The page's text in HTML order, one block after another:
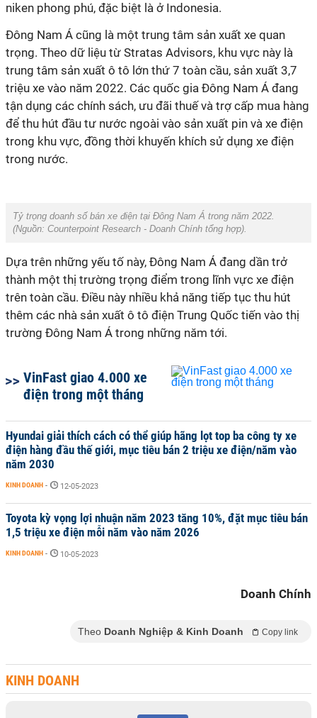
niken phong phú, đặc biệt là ở Indonesia.
Đông Nam Á cũng là một trung tâm sản xuất xe quan
trọng. Theo dữ liệu từ Stratas Advisors, khu vực này là
trung tâm sản xuất ô tô lớn thứ 7 toàn cầu, sản xuất 3,7
triệu xe vào năm 2022. Các quốc gia Đông Nam Á đang
tận dụng các chính sách, ưu đãi thuế và trợ cấp mua hàng
để thu hút đầu tư nước ngoài vào sản xuất pin và xe điện
trong khu vực, đồng thời khuyến khích sử dụng xe điện
trong nước.
Tỷ trọng doanh số bán xe điện tại Đông Nam Á trong năm 2022.
(Nguồn: Counterpoint Research - Doanh Chính tổng hợp).
Dựa trên những yếu tố này, Đông Nam Á đang dần trở
thành một thị trường trọng điểm trong lĩnh vực xe điện
trên toàn cầu. Điều này nhiều khả năng tiếp tục thu hút
thêm các nhà sản xuất ô tô điện Trung Quốc tiến vào thị
trường Đông Nam Á trong những năm tới.
VinFast giao 4.000 xe
điện trong một tháng
Hyundai giải thích cách có thể giúp hãng lọt top ba công ty xe
điện hàng đầu thế giới, mục tiêu bán 2 triệu xe điện/năm vào
năm 2030
KINH DOANH - 12-05-2023
Toyota kỳ vọng lợi nhuận năm 2023 tăng 10%, đặt mục tiêu bán
1,5 triệu xe điện mỗi năm vào năm 2026
KINH DOANH - 10-05-2023
Doanh Chính
Theo Doanh Nghiệp & Kinh Doanh Copy link
KINH DOANH